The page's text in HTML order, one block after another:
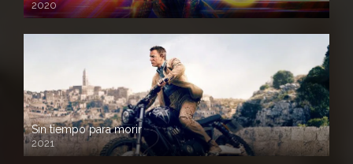
2020
Sin tiempo para morir
2021